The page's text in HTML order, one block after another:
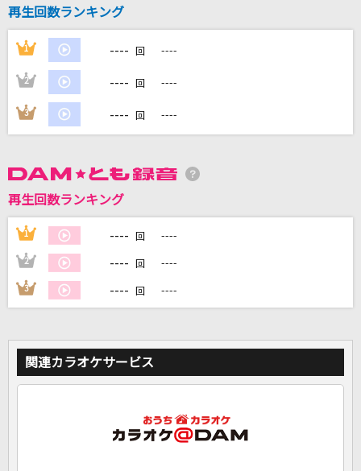
シャングリラ
チャットモンチー
DAMの新曲・ランキングなど
DAMに会員登録・ログインして
カラオケをもっと楽しもう！
再生回数ランキング
1 ---- 回 ----
2 ---- 回 ----
3 ---- 回 ----
再生回数ランキング
1 ---- 回 ----
2 ---- 回 ----
3 ---- 回 ----
関連カラオケサービス